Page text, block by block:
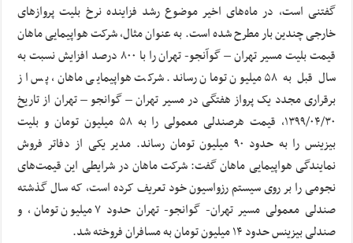
گفتنی است، در ماه‌های اخیر موضوع رشد فزاینده نرخ بلیت پروازهای
خارجی چندین بار مطرح شده است. به عنوان مثال، شرکت هواپیمایی ماهان
قیمت بلیت مسیر تهران – گوآنجو- تهران را با ۸۰۰ درصد افزایش نسبت به
سال قبل به ۵۸ میلیون تومان رساند. شرکت هواپیمایی ماهان، پس از
برقراری مجدد یک پرواز هفتگی در مسیر تهران – گوانجو – تهران از تاریخ
۱۳۹۹/۰۴/۳۰، قیمت هرصندلی معمولی را به ۵۸ میلیون تومان و بلیت
بیزینس را به حدود ۹۰ میلیون تومان رساند. مدیر یکی از دفاتر فروش
نمایندگی هواپیمایی ماهان گفت: شرکت ماهان در شرایطی این قیمت‌های
نجومی را بر روی سیستم رزواسیون خود تعریف کرده است، که سال گذشته
صندلی معمولی مسیر تهران- گوانجو- تهران حدود ۷ میلیون تومان، و
صندلی بیزینس حدود ۱۴ میلیون تومان به مسافران فروخته شد.